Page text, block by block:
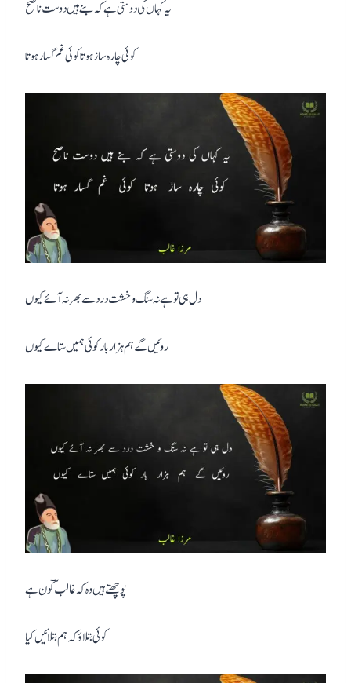
یہ کہاں کی دوستی ہے کہ بنے ہیں دوست ناصح
کوئی چارہ ساز ہوتا کوئی غم گسار ہوتا
دل ہی تو ہے نہ سنگ و خشت درد سے بھر نہ آئے کیوں
روئیں گے ہم ہزار بار کوئی ہمیں ستاے کیوں
پوچھتے ہیں وہ کہ غالبؔ کون ہے
کوئی بتلاؤ کہ ہم بتلائیں کیا